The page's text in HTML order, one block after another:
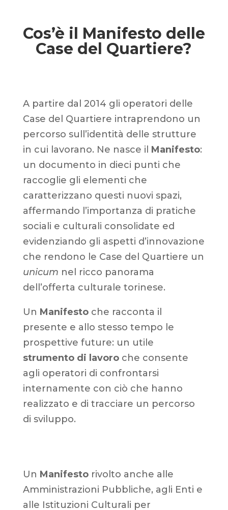
Cos’è il Manifesto delle
Case del Quartiere?
A partire dal 2014 gli operatori delle
Case del Quartiere intraprendono un
percorso sull’identità delle strutture
in cui lavorano. Ne nasce il Manifesto:
un documento in dieci punti che
raccoglie gli elementi che
caratterizzano questi nuovi spazi,
affermando l’importanza di pratiche
sociali e culturali consolidate ed
evidenziando gli aspetti d’innovazione
che rendono le Case del Quartiere un
unicum nel ricco panorama
dell’offerta culturale torinese.
Un Manifestoche racconta il
presente e allo stesso tempo le
prospettive future: un utile
strumento di lavoroche consente
agli operatori di confrontarsi
internamente con ciò che hanno
realizzato e di tracciare un percorso
di sviluppo.
Un Manifestorivolto anche alle
Amministrazioni Pubbliche, agli Enti e
alle Istituzioni Culturali per